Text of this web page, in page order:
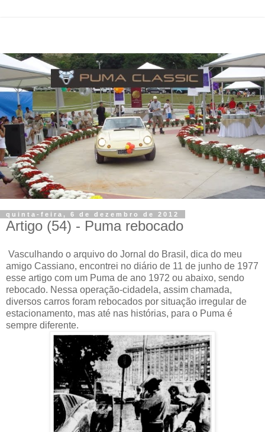
quinta-feira, 6 de dezembro de 2012
Artigo (54) - Puma rebocado
Vasculhando o arquivo do Jornal do Brasil, dica do meu
amigo Cassiano, encontrei no diário de 11 de junho de 1977
esse artigo com um Puma de ano 1972 ou abaixo, sendo
rebocado. Nessa operação-cidadela, assim chamada,
diversos carros foram rebocados por situação irregular de
estacionamento, mas até nas histórias, para o Puma é
sempre diferente.